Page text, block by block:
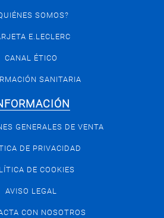
SOMOS?
E.LECLERC
CANAL ÉTICO
SANITARIA
GENERALES DE VENTA
DE PRIVACIDAD
DE COOKIES
AVISO LEGAL
CON NOSOTROS